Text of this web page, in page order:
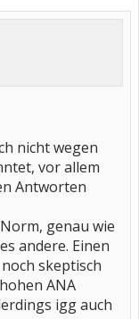
nicht wegen
vor allem
Antworten
genau wie
andere. Einen
skeptisch
ANA
igg auch